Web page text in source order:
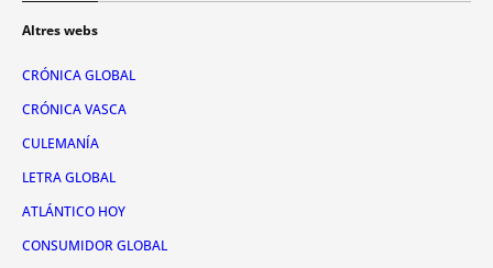
Altres webs
CRÓNICA GLOBAL
CRÓNICA VASCA
CULEMANÍA
LETRA GLOBAL
ATLÁNTICO HOY
CONSUMIDOR GLOBAL